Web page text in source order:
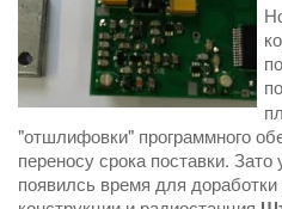
"отшлифовки" программного
переносу срока поставки.
появилсь время для